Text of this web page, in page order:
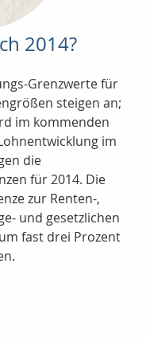
2014?
Grenzwerte für
steigen an;
im kommenden
im
die
für 2014. Die
zur Renten-,
und gesetzlichen
fast drei Prozent